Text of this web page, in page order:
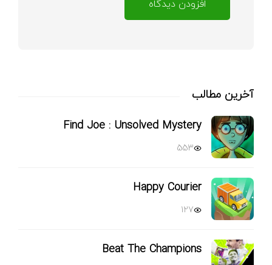
آخرین مطالب
Find Joe : Unsolved Mystery
553
Happy Courier
127
Beat The Champions
افزودن دیدگاه